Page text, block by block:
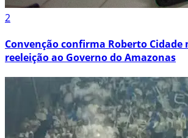
2
Convenção confirma Roberto Cidade
reeleição ao Governo do Amazonas